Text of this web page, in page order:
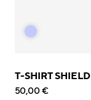
T-SHIRT SHIELD
50,00 €